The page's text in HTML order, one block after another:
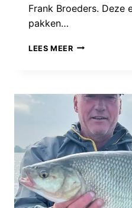
Frank Broeders. Deze
pakken…
LEES MEERKARPERVISSEN
DOOR
CINDY
HORSTMAN